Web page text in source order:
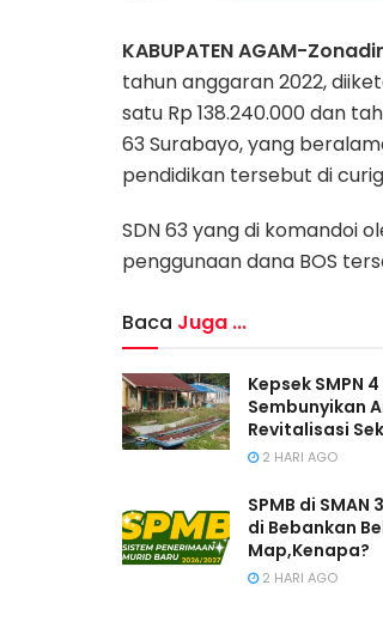
KABUPATEN AGAM-
tahun anggaran 2022,
satu Rp 138.240.000 dan
63 Surabayo, yang
pendidikan tersebut di
SDN 63 yang di komandoi
penggunaan dana BOS
Baca Juga ...
Kepsek SMPN
Sembunyikan
Revitalisasi
2 HARI AGO
SPMB di
di Bebankan
Map,Kenapa?
2 HARI AGO